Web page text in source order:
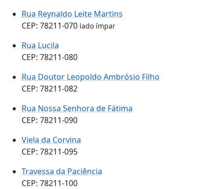
Rua Reynaldo Leite Martins
CEP: 78211-070 lado ímpar
Rua Lucila
CEP: 78211-080
Rua Doutor Leopoldo Ambrósio Filho
CEP: 78211-082
Rua Nossa Senhora de Fátima
CEP: 78211-090
Viela da Corvina
CEP: 78211-095
Travessa da Paciência
CEP: 78211-100